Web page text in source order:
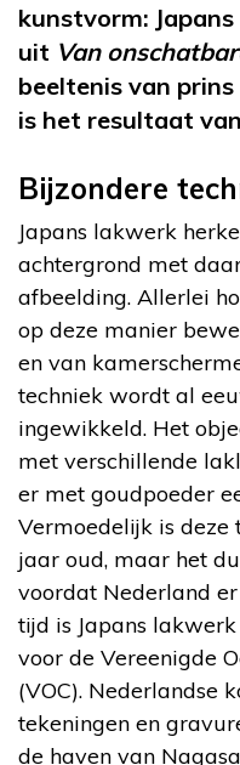
kunstvorm:
uit Van
beeltenis van
is het resultaat
Bijzondere
Japans lakwerk
achtergrond met
afbeelding. Allerlei
op deze manier
en van
techniek wordt al
ingewikkeld. Het
met verschillende
er met goudpoeder
Vermoedelijk is
jaar oud, maar het
voordat Nederland
tijd is Japans
voor de Vereenigde
(VOC). Nederlandse
tekeningen en
de haven van